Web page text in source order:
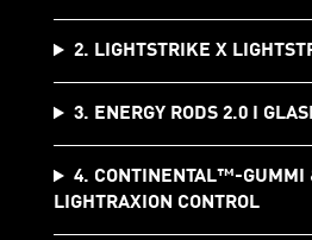
2. LIGHTSTRIKE X
3. ENERGY RODS 2.0 I
4. CONTINENTAL™-GUMMI
LIGHTRAXION CONTROL